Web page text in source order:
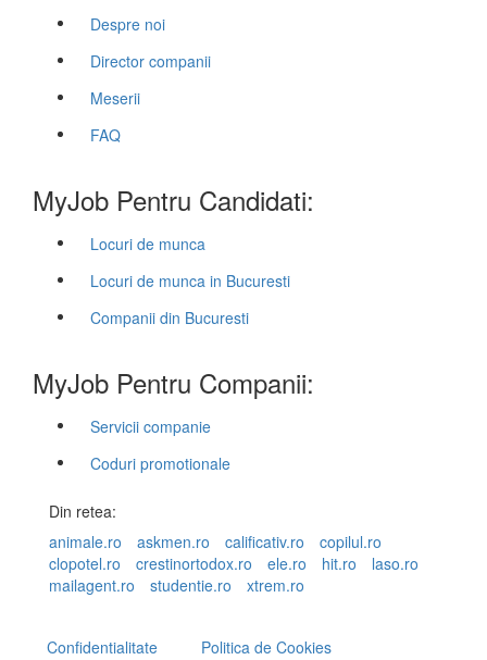
Despre noi
Director companii
Meserii
FAQ
MyJob Pentru Candidati:
Locuri de munca
Locuri de munca in Bucuresti
Companii din Bucuresti
MyJob Pentru Companii:
Servicii companie
Coduri promotionale
Din retea:
animale.ro
askmen.ro calificativ.ro
copilul.ro
clopotel.ro
crestinortodox.ro ele.ro hit.ro
laso.ro
mailagent.ro
studentie.ro xtrem.ro
Confidentialitate Politica de Cookies